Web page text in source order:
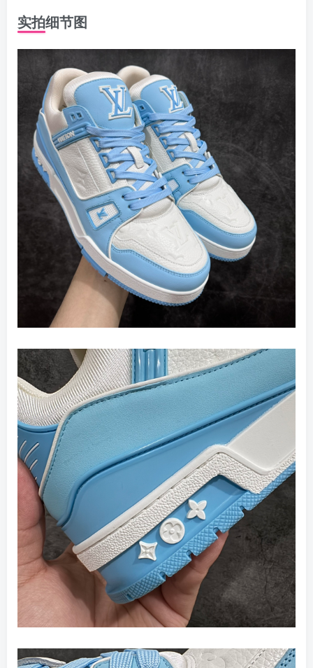
实拍细节图